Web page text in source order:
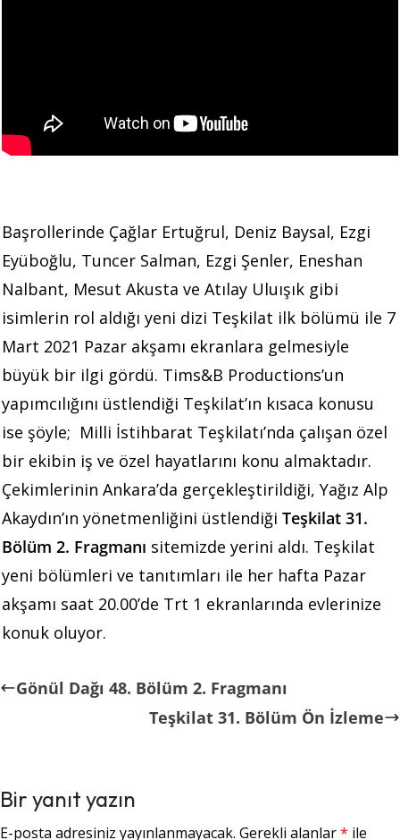
Başrollerinde Çağlar Ertuğrul, Deniz Baysal, Ezgi
Eyüboğlu, Tuncer Salman, Ezgi Şenler, Eneshan
Nalbant, Mesut Akusta ve Atılay Uluışık gibi
isimlerin rol aldığı yeni dizi Teşkilat ilk bölümü ile 7
Mart 2021 Pazar akşamı ekranlara gelmesiyle
büyük bir ilgi gördü. Tims&B Productions’un
yapımcılığını üstlendiği Teşkilat’ın kısaca konusu
ise şöyle; Milli İstihbarat Teşkilatı’nda çalışan özel
bir ekibin iş ve özel hayatlarını konu almaktadır.
Çekimlerinin Ankara’da gerçekleştirildiği, Yağız Alp
Akaydın’ın yönetmenliğini üstlendiği Teşkilat 31.
Bölüm 2. Fragmanı sitemizde yerini aldı. Teşkilat
yeni bölümleri ve tanıtımları ile her hafta Pazar
akşamı saat 20.00’de Trt 1 ekranlarında evlerinize
konuk oluyor.
Gönül Dağı 48. Bölüm 2. Fragmanı
Teşkilat 31. Bölüm Ön İzleme
Bir yanıt yazın
E-posta adresiniz yayınlanmayacak. Gerekli alanlar* ile